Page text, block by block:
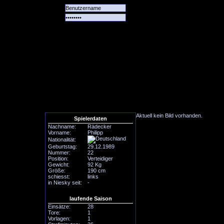
Spielerdaten
Nachname:
Rädecker
Vorname:
Philipp
Nationalität:
Geburtstag:
29.12.1989
Nummer:
22
Position:
Verteidiger
Gewicht:
92 Kg
Größe:
190 cm
schiesst:
links
in Niesky seit:
-
laufende Saison
Einsätze:
28
Tore:
1
Vorlagen:
1
Aktuell kein Bild vorhanden.